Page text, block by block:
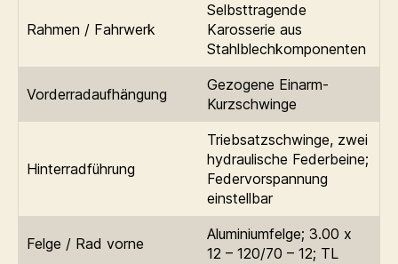
Rahmen / Fahrwerk
Selbsttragende
Karosserie aus
Stahlblechkomponenten
Vorderradaufhängung
Gezogene Einarm-
Kurzschwinge
Hinterradführung
Triebsatzschwinge, zwei
hydraulische Federbeine;
Federvorspannung
einstellbar
Felge / Rad vorne
Aluminiumfelge; 3.00 x
12 – 120/70 – 12; TL